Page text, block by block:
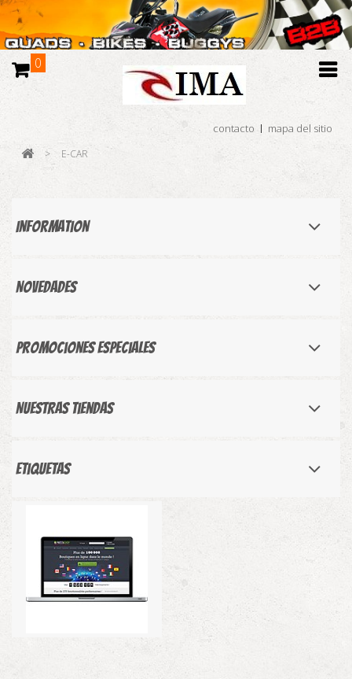
0
contacto mapa del sitio
> E-CAR
Information
Novedades
Promociones especiales
Nuestras tiendas
Etiquetas